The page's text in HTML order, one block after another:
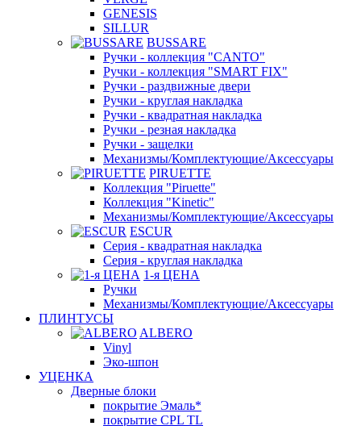
GENESIS
SILLUR
BUSSARE
Ручки - коллекция "CANTO"
Ручки - коллекция "SMART FIX"
Ручки - раздвижные двери
Ручки - круглая накладка
Ручки - квадратная накладка
Ручки - резная накладка
Ручки - защелки
Механизмы/Комплектующие/Аксессуары
PIRUETTE
Коллекция "Piruette"
Коллекция "Kinetic"
Механизмы/Комплектующие/Аксессуары
ESCUR
Серия - квадратная накладка
Серия - круглая накладка
1-я ЦЕНА
Ручки
Механизмы/Комплектующие/Аксессуары
ПЛИНТУСЫ
ALBERO
Vinyl
Эко-шпон
УЦЕНКА
Дверные блоки
покрытие Эмаль*
покрытие CPL TL